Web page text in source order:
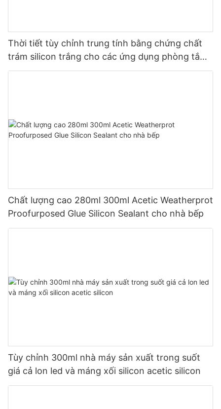
Thời tiết tùy chỉnh trung tính bằng chứng chất
trám silicon trắng cho các ứng dụng phòng tắm
nhà bếp
Chất lượng cao 280ml 300ml Acetic Weatherprot
Proofurposed Glue Silicon Sealant cho nhà bếp
Tùy chỉnh 300ml nhà máy sản xuất trong suốt
giá cả lon led và máng xối silicon acetic silicon